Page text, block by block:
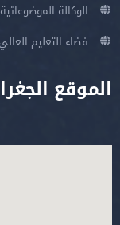
الوكالة
فضاء التعليم
الموقع